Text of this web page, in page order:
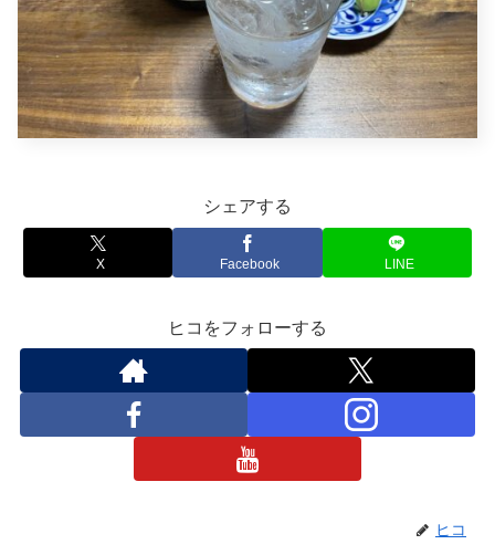
シェアする
X Facebook LINE
ヒコをフォローする
ヒコ